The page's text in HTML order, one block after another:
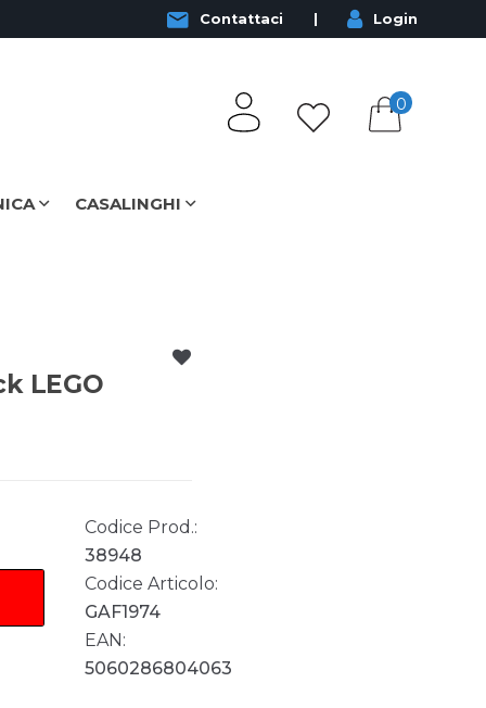
Contattaci Login
0
CASALINGHI
LEGO
Codice Prod.:
38948
Codice Articolo:
GAF1974
EAN:
5060286804063